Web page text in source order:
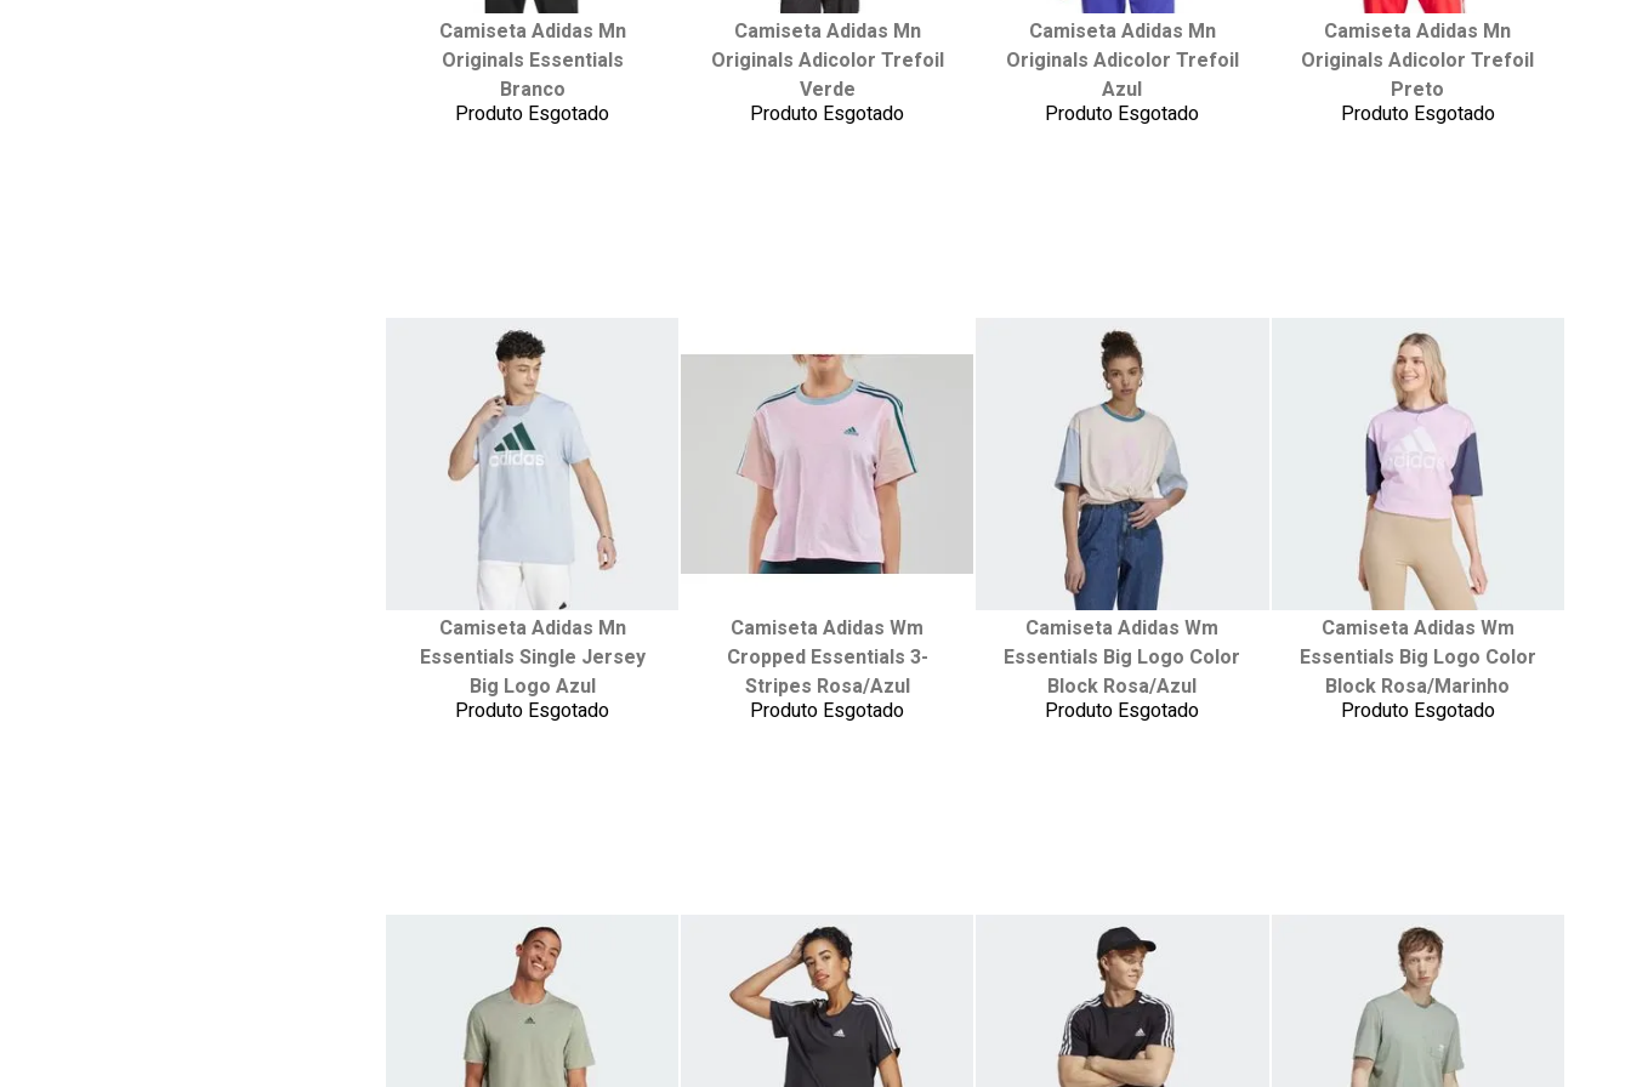
Escolha seu tamanho:
P
M G GG
Escolha seu tamanho:
P
M G GG
Escolha seu tamanho:
P
M G
Escolha seu tamanho:
P
M G
Camiseta Adidas Mn
Originals Essentials
Branco
Produto Esgotado
Escolha seu tamanho:
PP
P M
G
GG
EG
Camiseta Adidas Mn
Originals Adicolor Trefoil
Verde
Produto Esgotado
Escolha seu tamanho:
P
M G
Camiseta Adidas Mn
Originals Adicolor Trefoil
Azul
Produto Esgotado
Escolha seu tamanho:
P
M G GG
Camiseta Adidas Mn
Originals Adicolor Trefoil
Preto
Produto Esgotado
Escolha seu tamanho:
P
M G
GG
EG
Camiseta Adidas Mn
Essentials Single Jersey
Big Logo Azul
Produto Esgotado
Camiseta Adidas Wm
Cropped Essentials 3-
Stripes Rosa/Azul
Produto Esgotado
Camiseta Adidas Wm
Essentials Big Logo Color
Block Rosa/Azul
Produto Esgotado
Camiseta Adidas Wm
Essentials Big Logo Color
Block Rosa/Marinho
Produto Esgotado